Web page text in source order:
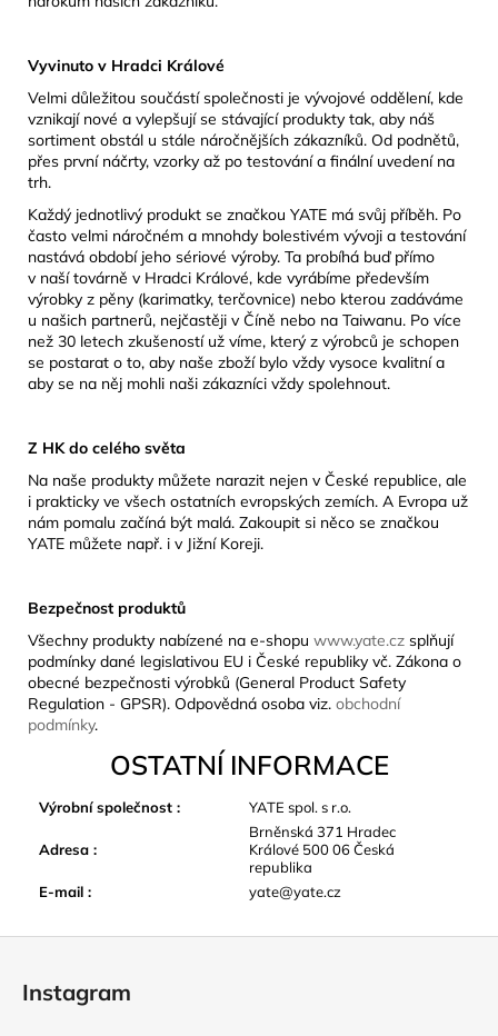
Vyvinuto v Hradci Králové
Velmi důležitou součástí společnosti je vývojové oddělení, kde
vznikají nové a vylepšují se stávající produkty tak, aby náš
sortiment obstál u stále náročnějších zákazníků. Od podnětů,
přes první náčrty, vzorky až po testování a finální uvedení na
trh.
Každý jednotlivý produkt se značkou YATE má svůj příběh. Po
často velmi náročném a mnohdy bolestivém vývoji a testování
nastává období jeho sériové výroby. Ta probíhá buď přímo
v naší továrně v Hradci Králové, kde vyrábíme především
výrobky z pěny (karimatky, terčovnice) nebo kterou zadáváme
u našich partnerů, nejčastěji v Číně nebo na Taiwanu. Po více
než 30 letech zkušeností už víme, který z výrobců je schopen
se postarat o to, aby naše zboží bylo vždy vysoce kvalitní a
aby se na něj mohli naši zákazníci vždy spolehnout.
Z HK do celého světa
Na naše produkty můžete narazit nejen v České republice, ale
i prakticky ve všech ostatních evropských zemích. A Evropa už
nám pomalu začíná být malá. Zakoupit si něco se značkou
YATE můžete např. i v Jižní Koreji.
Bezpečnost produktů
Všechny produkty nabízené na e-shopu www.yate.cz splňují
podmínky dané legislativou EU i České republiky vč. Zákona o
obecné bezpečnosti výrobků (General Product Safety
Regulation - GPSR). Odpovědná osoba viz. obchodní
podmínky.
OSTATNÍ INFORMACE
Výrobní společnost : YATE spol. s r.o.
Adresa :
Brněnská 371 Hradec
Králové 500 06 Česká
republika
E-mail : yate@yate.cz
Instagram